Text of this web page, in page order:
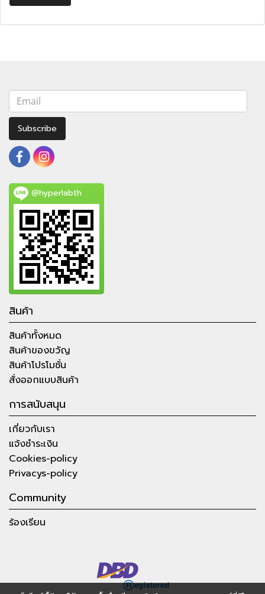
Subscribe
@hyperlabth
สินค้า
สินค้าทั้งหมด
สินค้าของขวัญ
สินค้าโปรโมชั่น
สั่งออกแบบสินค้า
การสนับสนุน
เกี่ยวกับเรา
แจ้งชำระเงิน
Cookies-policy
Privacys-policy
Community
ร้องเรียน